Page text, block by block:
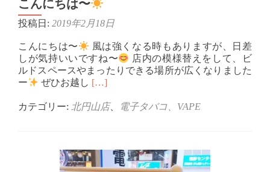
こんにちは〜
投稿日: 2019年2月18日
こんにちは〜
風は強くなる時もありますが、日差
しが気持いいですね〜
店内の模様替えをして、ビ
ルドスペースやまったりできる場所が広くなりました
ー
ぜひお越し Read
about
ち
は〜
[…]
カテゴリー: 北円山店、 電子タバコ、VAPE